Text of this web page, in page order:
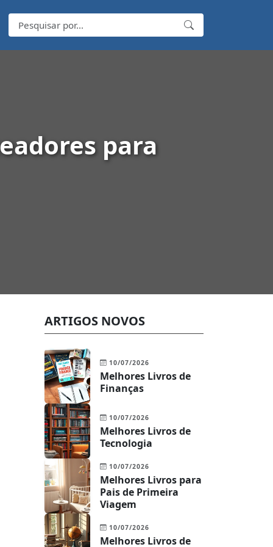
para
ARTIGOS NOVOS
10/07/2026
Melhores Livros de
Finanças
10/07/2026
Melhores Livros de
Tecnologia
10/07/2026
Melhores Livros para
Pais de Primeira
Viagem
10/07/2026
Melhores Livros de